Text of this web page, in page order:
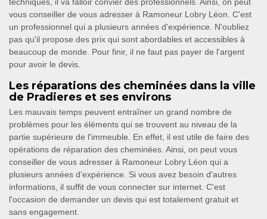
techniques, il va falloir convier des professionnels. Ainsi, on peut
vous conseiller de vous adresser à Ramoneur Lobry Léon. C'est
un professionnel qui a plusieurs années d'expérience. N'oubliez
pas qu'il propose des prix qui sont abordables et accessibles à
beaucoup de monde. Pour finir, il ne faut pas payer de l'argent
pour avoir le devis.
Les réparations des cheminées dans la ville
de Pradieres et ses environs
Les mauvais temps peuvent entraîner un grand nombre de
problèmes pour les éléments qui se trouvent au niveau de la
partie supérieure de l'immeuble. En effet, il est utile de faire des
opérations de réparation des cheminées. Ainsi, on peut vous
conseiller de vous adresser à Ramoneur Lobry Léon qui a
plusieurs années d'expérience. Si vous avez besoin d'autres
informations, il suffit de vous connecter sur internet. C'est
l'occasion de demander un devis qui est totalement gratuit et
sans engagement.